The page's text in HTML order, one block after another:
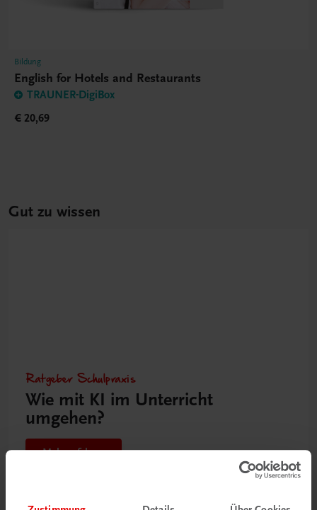
Bildung
English for Hotels and Restaurants
TRAUNER-DigiBox
€ 20,69
Gut zu wissen
Ratgeber Schulpraxis
Wie mit KI im Unterricht
umgehen?
Mehr erfahren